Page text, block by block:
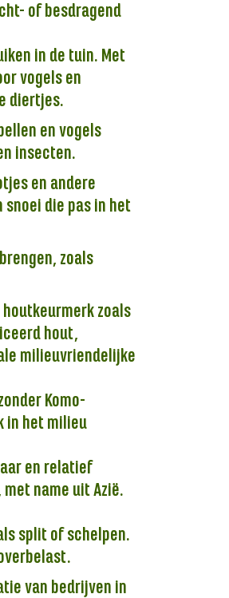
of besdragend
in de tuin. Met
vogels en
diertjes.
en vogels
insecten.
en andere
die pas in het
zoals
zoals
hout,
milieuvriendelijke
Komo-
in het milieu
en relatief
name uit Azië.
split of schelpen.
van bedrijven in